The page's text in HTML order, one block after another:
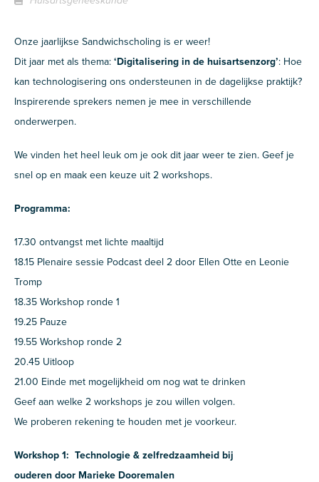
Onze jaarlijkse Sandwichscholing is er weer!
Dit jaar met als thema: ‘Digitalisering in de huisartsenzorg’: Hoe
kan technologisering ons ondersteunen in de dagelijkse praktijk?
Inspirerende sprekers nemen je mee in verschillende
onderwerpen.
We vinden het heel leuk om je ook dit jaar weer te zien. Geef je
snel op en maak een keuze uit 2 workshops.
Programma:
17.30 ontvangst met lichte maaltijd
18.15 Plenaire sessie Podcast deel 2 door Ellen Otte en Leonie
Tromp
18.35 Workshop ronde 1
19.25 Pauze
19.55 Workshop ronde 2
20.45 Uitloop
21.00 Einde met mogelijkheid om nog wat te drinken
Geef aan welke 2 workshops je zou willen volgen.
We proberen rekening te houden met je voorkeur.
Workshop 1: Technologie & zelfredzaamheid bij
ouderen door Marieke Dooremalen